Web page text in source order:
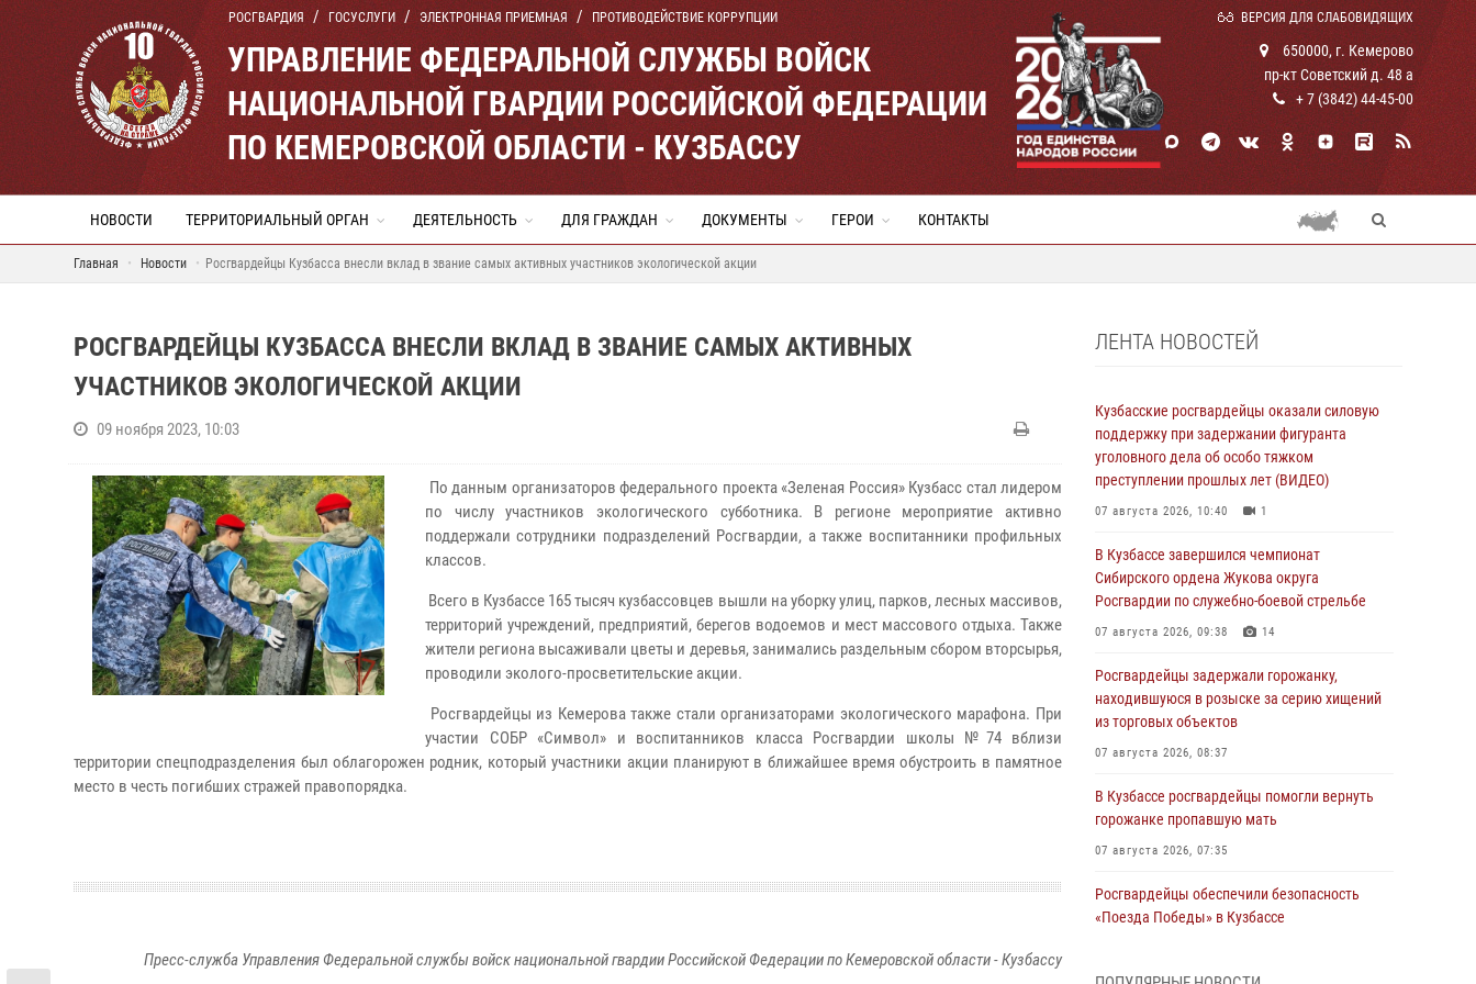
РОСГВАРДИЯ ГОСУСЛУГИ ЭЛЕКТРОННАЯ ПРИЕМНАЯ ПРОТИВОДЕЙСТВИЕ КОРРУПЦИИ ВЕРСИЯ ДЛЯ СЛАБОВИДЯЩИХ
УПРАВЛЕНИЕ ФЕДЕРАЛЬНОЙ СЛУЖБЫ ВОЙСК
НАЦИОНАЛЬНОЙ ГВАРДИИ РОССИЙСКОЙ ФЕДЕРАЦИИ
ПО КЕМЕРОВСКОЙ ОБЛАСТИ - КУЗБАССУ
650000, г. Кемерово
пр-кт Советский д. 48 а
+ 7 (3842) 44-45-00
НОВОСТИ ТЕРРИТОРИАЛЬНЫЙ ОРГАН ДЕЯТЕЛЬНОСТЬ ДЛЯ ГРАЖДАН ДОКУМЕНТЫ ГЕРОИ КОНТАКТЫ
Главная Новости Росгвардейцы Кузбасса внесли вклад в звание самых активных участников экологической акции
РОСГВАРДЕЙЦЫ КУЗБАССА ВНЕСЛИ ВКЛАД В ЗВАНИЕ САМЫХ АКТИВНЫХ
УЧАСТНИКОВ ЭКОЛОГИЧЕСКОЙ АКЦИИ
09 ноября 2023, 10:03
По данным организаторов федерального проекта «Зеленая Россия» Кузбасс стал лидером
по числу участников экологического субботника. В регионе мероприятие активно
поддержали сотрудники подразделений Росгвардии, а также воспитанники профильных
классов.
Всего в Кузбассе 165 тысяч кузбассовцев вышли на уборку улиц, парков, лесных массивов,
территорий учреждений, предприятий, берегов водоемов и мест массового отдыха. Также
жители региона высаживали цветы и деревья, занимались раздельным сбором вторсырья,
проводили эколого-просветительские акции.
Росгвардейцы из Кемерова также стали организаторами экологического марафона. При
участии СОБР «Символ» и воспитанников класса Росгвардии школы №74 вблизи
территории спецподразделения был облагорожен родник, который участники акции планируют в ближайшее время обустроить в памятное
место в честь погибших стражей правопорядка.
Пресс-служба Управления Федеральной службы войск национальной гвардии Российской Федерации по Кемеровской области - Кузбассу
ЛЕНТА НОВОСТЕЙ
Кузбасские росгвардейцы оказали силовую
поддержку при задержании фигуранта
уголовного дела об особо тяжком
преступлении прошлых лет (ВИДЕО)
07 августа 2026, 10:40 1
В Кузбассе завершился чемпионат
Сибирского ордена Жукова округа
Росгвардии по служебно-боевой стрельбе
07 августа 2026, 09:38 14
Росгвардейцы задержали горожанку,
находившуюся в розыске за серию хищений
из торговых объектов
07 августа 2026, 08:37
В Кузбассе росгвардейцы помогли вернуть
горожанке пропавшую мать
07 августа 2026, 07:35
Росгвардейцы обеспечили безопасность
«Поезда Победы» в Кузбассе